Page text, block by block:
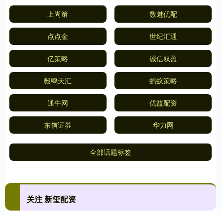
上尚策 数魅优配
点点金 世纪汇通
亿策略 诚信双盈
毅鸣天汇 蚂蚁策略
通牛网 优益配资
东信证券 华力网
全部话题标签
关注 新玺配资